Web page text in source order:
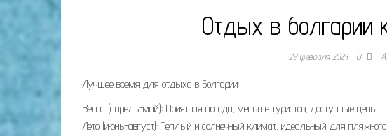
Отдых в болгарии
29 февраля 2024 0
Лучшее время для отдыха в Болгарии:
Весна (апрель-май): Приятная погода, меньше туристов, доступные цены.
Лето (июнь-август): Теплый и солнечный климат, идеальный для